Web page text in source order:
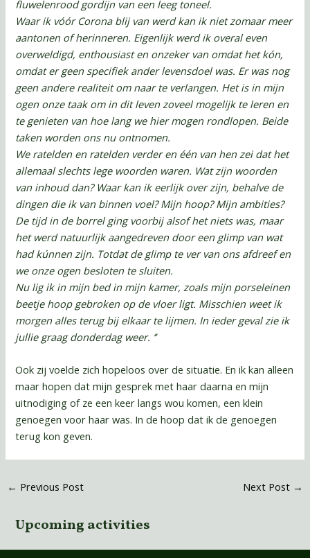
fluwelenrood gordijn van een leeg toneel.
Waar ik vóór Corona blij van werd kan ik niet zomaar meer
aantonen of herinneren. Eigenlijk werd ik overal even
overweldigd, enthousiast en onzeker van omdat het kón,
omdat er geen specifiek ander levensdoel was. Er was nog
geen andere realiteit om naar te verlangen. Het is in mijn
ogen onze taak om in dit leven zoveel mogelijk te leren en
te genieten van hoe lang we hier mogen rondlopen. Beide
taken worden ons nu ontnomen.
We ratelden en ratelden verder en één van hen zei dat het
allemaal slechts lege woorden waren. Wat zijn woorden
van inhoud dan? Waar kan ik eerlijk over zijn, behalve de
dingen die ik van binnen voel? Mijn hoop? Mijn ambities?
De tijd in de borrel ging voorbij alsof het niets was, maar
het werd natuurlijk aangedreven door een glimp van wat
had kúnnen zijn. Totdat de glimp te ver van ons afdreef en
we onze ogen besloten te sluiten.
Nu lig ik in mijn bed in mijn kamer, zoals mijn porseleinen
beetje hoop gebroken op de vloer ligt. Misschien weet ik
morgen alles terug bij elkaar te lijmen. In ieder geval zie ik
jullie graag donderdag weer. ‘’
Ook zij voelde zich hopeloos over de situatie. En ik kan alleen
maar hopen dat mijn gesprek met haar daarna en mijn
uitnodiging of ze een keer langs wou komen, een klein
genoegen voor haar was. In de hoop dat ik de genoegen
terug kon geven.
← Previous Post Next Post →
Upcoming activities